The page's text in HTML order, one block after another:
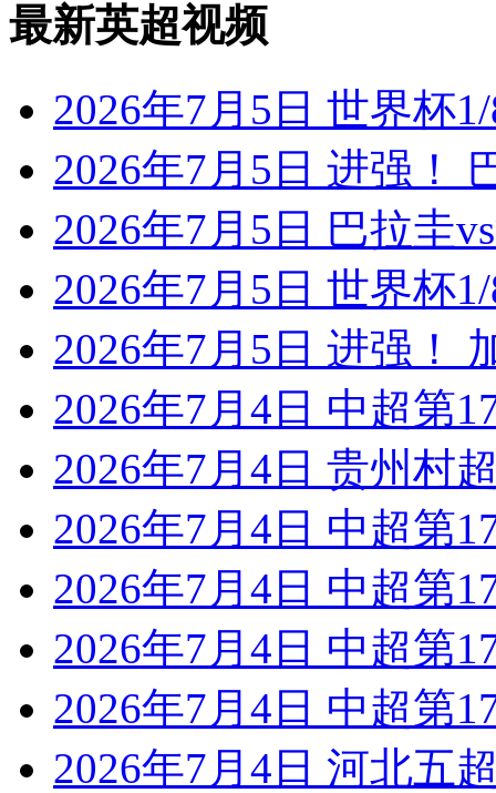
最新英超视频
2026年7月5日 世界杯
2026年7月5日 进强！
2026年7月5日 巴拉圭
2026年7月5日 世界杯
2026年7月5日 进强！
2026年7月4日 中超第
2026年7月4日 贵州村
2026年7月4日 中超第
2026年7月4日 中超第
2026年7月4日 中超第
2026年7月4日 中超第
2026年7月4日 河北五